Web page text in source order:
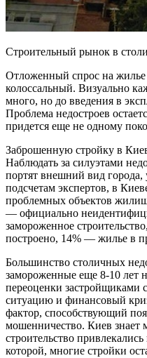
Строительный рынок в
Отложенный спрос на
колоссальный. Визуально
много, но до введения в
Проблема недостроев
придется еще не одному
Заброшенную стройку в
Наблюдать за силуэтами
портят внешний вид
подсчетам экспертов, в
проблемных объектов
— официально
замороженное
построено, 14% — жилье в
Большинство столичных
замороженные еще 8-10 лет
переоценки застройщиками
ситуацию и финансовый
фактор, способствующий
мошенничество. Киев знает
строительство
которой, многие стройки